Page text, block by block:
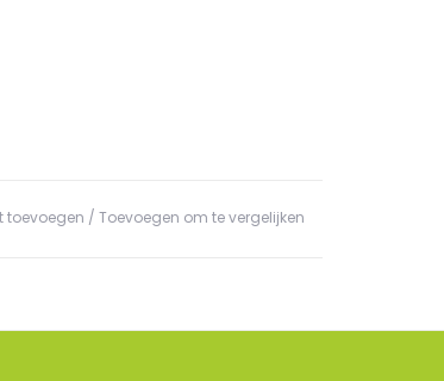
toevoegen / Toevoegen om te vergelijken